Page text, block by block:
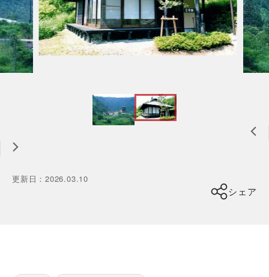
更新日 ：2026.03.10
シェア